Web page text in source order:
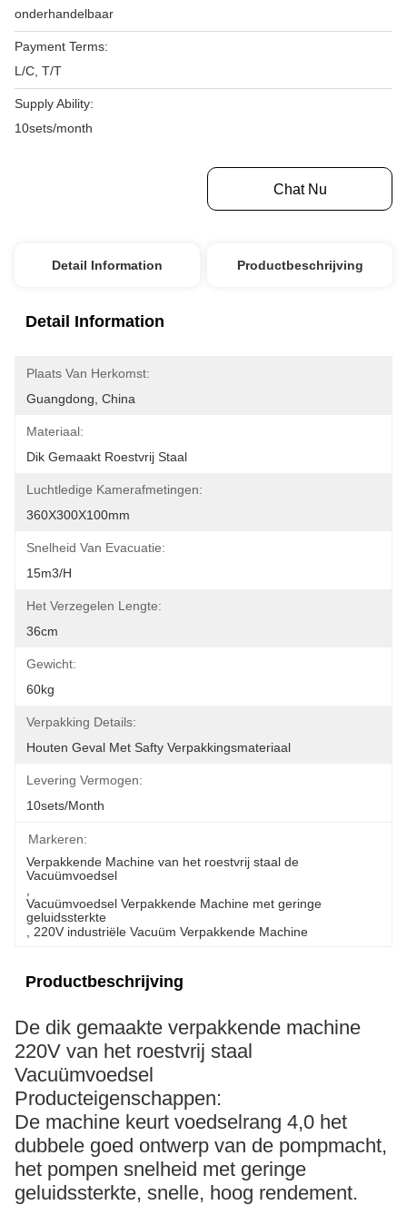
onderhandelbaar
Payment Terms:
L/C, T/T
Supply Ability:
10sets/month
Chat Nu
Detail Information Productbeschrijving
Detail Information
Plaats Van Herkomst:
Guangdong, China
Materiaal:
Dik Gemaakt Roestvrij Staal
Luchtledige Kamerafmetingen:
360X300X100mm
Snelheid Van Evacuatie:
15m3/h
Het Verzegelen Lengte:
36cm
Gewicht:
60kg
Verpakking Details:
Houten Geval Met Safty Verpakkingsmateriaal
Levering Vermogen:
10sets/month
Markeren:
Verpakkende Machine van het roestvrij staal de
Vacuümvoedsel
Vacuümvoedsel Verpakkende Machine met geringe
geluidssterkte
220V industriële Vacuüm Verpakkende Machine
Productbeschrijving
De dik gemaakte verpakkende machine
220V van het roestvrij staal
Vacuümvoedsel
Producteigenschappen:
De machine keurt voedselrang 4,0 het
dubbele goed ontwerp van de pompmacht,
het pompen snelheid met geringe
geluidssterkte, snelle, hoog rendement.